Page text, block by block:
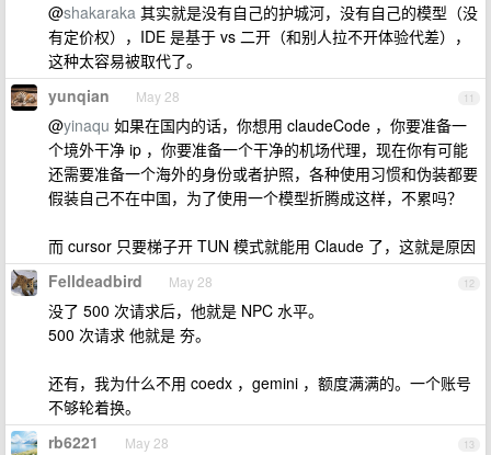
@shakaraka 其实就是没有自己的护城河，没有自己的模型（没
有定价权），IDE 是基于 vs 二开（和别人拉不开体验代差），
这种太容易被取代了。
11
yunqian May 28
@yinaqu 如果在国内的话，你想用 claudeCode ，你要准备一
个境外干净 ip ，你要准备一个干净的机场代理，现在你有可能
还需要准备一个海外的身份或者护照，各种使用习惯和伪装都要
假装自己不在中国，为了使用一个模型折腾成这样，不累吗？
而 cursor 只要梯子开 TUN 模式就能用 Claude 了，这就是原因
12
Felldeadbird May 28
没了 500 次请求后，他就是 NPC 水平。
500 次请求 他就是 夯。
还有，我为什么不用 coedx ，gemini ，额度满满的。一个账号
不够轮着换。
13
rb6221 May 28